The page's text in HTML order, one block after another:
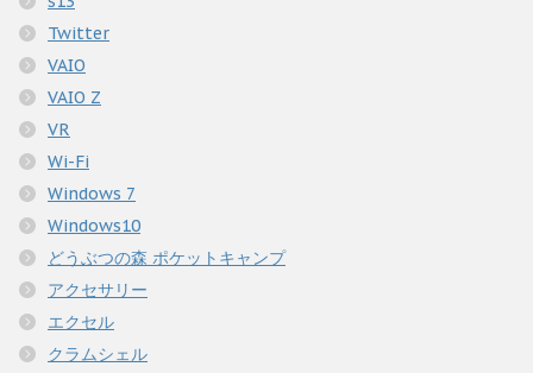
Twitter
VAIO
VAIO Z
VR
Wi-Fi
Windows 7
Windows10
どうぶつの森 ポケットキャンプ
アクセサリー
エクセル
クラムシェル